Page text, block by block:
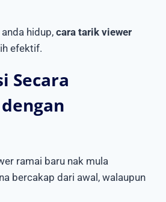
hidup, cara tarik viewer
efektif.
Secara
ramai baru nak mula
bercakap dari awal, walaupun